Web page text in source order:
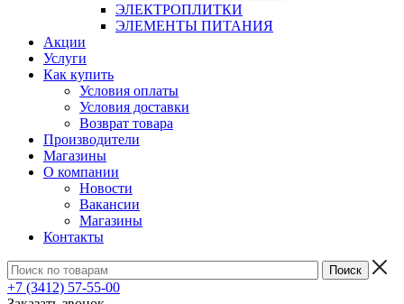
ЭЛЕКТРОПЛИТКИ
ЭЛЕМЕНТЫ ПИТАНИЯ
Акции
Услуги
Как купить
Условия оплаты
Условия доставки
Возврат товара
Производители
Магазины
О компании
Новости
Вакансии
Магазины
Контакты
+7 (3412) 57-55-00